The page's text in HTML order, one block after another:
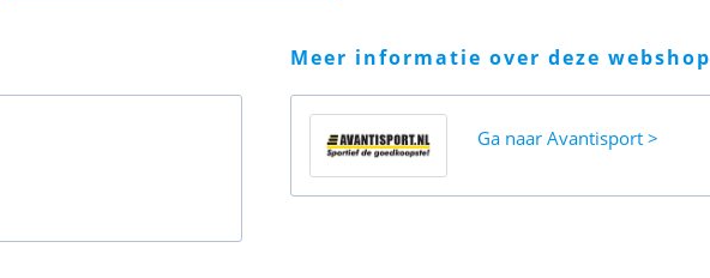
meer informatie over deze webshop
Ga naar Avantisport